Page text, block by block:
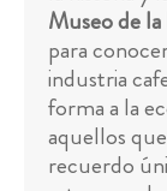
Museo de
para
industria
forma a la
aquellos
recuerdo